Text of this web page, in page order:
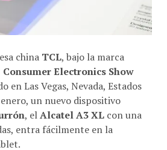
china TCL , bajo la marca
Consumer Electronics Show
en Las Vegas, Nevada, Estados
un nuevo dispositivo
, el Alcatel A3 XL
entra fácilmente en la